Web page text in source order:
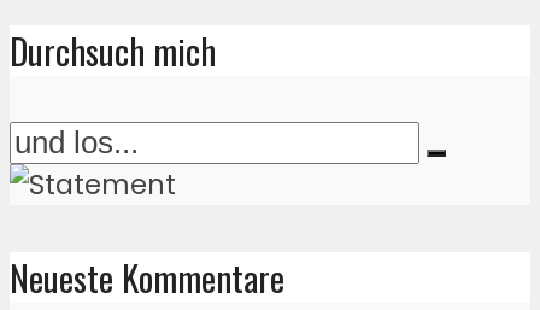
Durchsuch mich
Neueste Kommentare